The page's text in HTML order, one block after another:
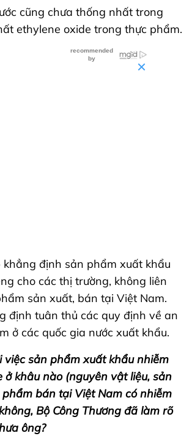
cũng chưa thống nhất trong
ethylene oxide trong thực phẩm.
khẳng định sản phẩm xuất khẩu
cho các thị trường, không liên
sản xuất, bán tại Việt Nam.
định tuân thủ các quy định về an
ở các quốc gia nước xuất khẩu.
việc sản phẩm xuất khẩu nhiễm
ở khâu nào (nguyên vật liệu, sản
bán tại Việt Nam có nhiễm
Bộ Công Thương đã làm rõ
ông?